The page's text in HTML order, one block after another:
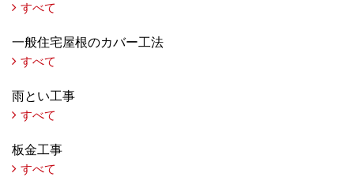
すべて
一般住宅屋根のカバー工法
すべて
雨とい工事
すべて
板金工事
すべて